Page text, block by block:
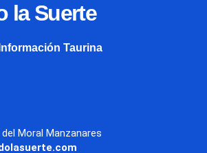
la Suerte
Taurina
del Moral Manzanares